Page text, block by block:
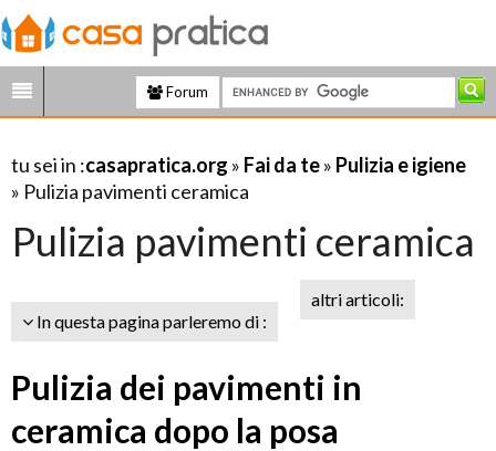
Forum
tu sei in :casapratica.org » Fai da te» Pulizia e igiene
» Pulizia pavimenti ceramica
Pulizia pavimenti ceramica
In questa pagina parleremo di :
altri articoli:
Pulizia dei pavimenti in
ceramica dopo la posa